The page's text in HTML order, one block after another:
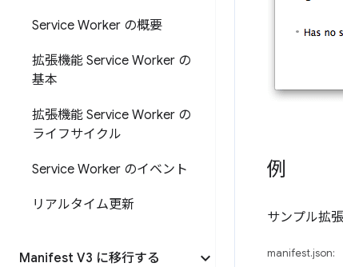
Service Worker の概要
拡張機能 Service Worker の
基本
拡張機能 Service Worker の
ライフサイクル
Service Worker のイベント
リアルタイム更新
Manifest V3 に移行する
例
サンプル拡
manifest.json: